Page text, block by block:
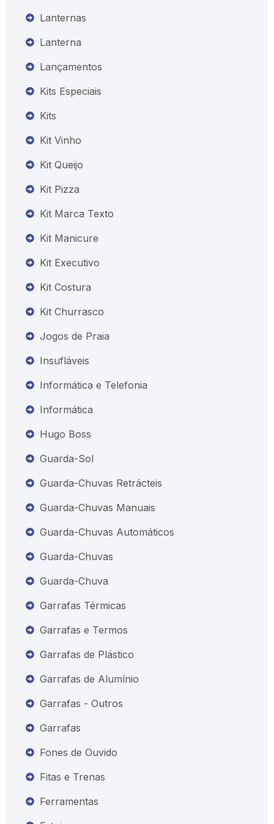
Lanternas
Lanterna
Lançamentos
Kits Especiais
Kits
Kit Vinho
Kit Queijo
Kit Pizza
Kit Marca Texto
Kit Manicure
Kit Executivo
Kit Costura
Kit Churrasco
Jogos de Praia
Insufláveis
Informática e Telefonia
Informática
Hugo Boss
Guarda-Sol
Guarda-Chuvas Retrácteis
Guarda-Chuvas Manuais
Guarda-Chuvas Automáticos
Guarda-Chuvas
Guarda-Chuva
Garrafas Térmicas
Garrafas e Termos
Garrafas de Plástico
Garrafas de Alumínio
Garrafas - Outros
Garrafas
Fones de Ouvido
Fitas e Trenas
Ferramentas